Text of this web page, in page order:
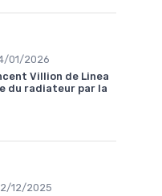
01/2026
Villion de Linea
du radiateur par la
12/2025